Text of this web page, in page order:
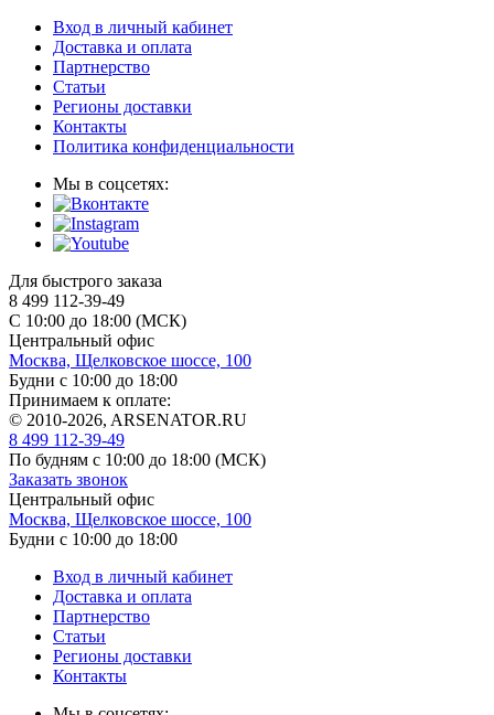
Вход в личный кабинет
Доставка и оплата
Партнерство
Статьи
Регионы доставки
Контакты
Политика конфиденциальности
Мы в соцсетях:
Для быстрого заказа
8 499 112-39-49
С 10:00 до 18:00 (МСК)
Центральный офис
Москва, Щелковское шоссе, 100
Будни с 10:00 до 18:00
Принимаем к оплате:
© 2010-2026, ARSENATOR.RU
8 499 112-39-49
По будням с 10:00 до 18:00 (МСК)
Заказать звонок
Центральный офис
Москва, Щелковское шоссе, 100
Будни с 10:00 до 18:00
Вход в личный кабинет
Доставка и оплата
Партнерство
Статьи
Регионы доставки
Контакты